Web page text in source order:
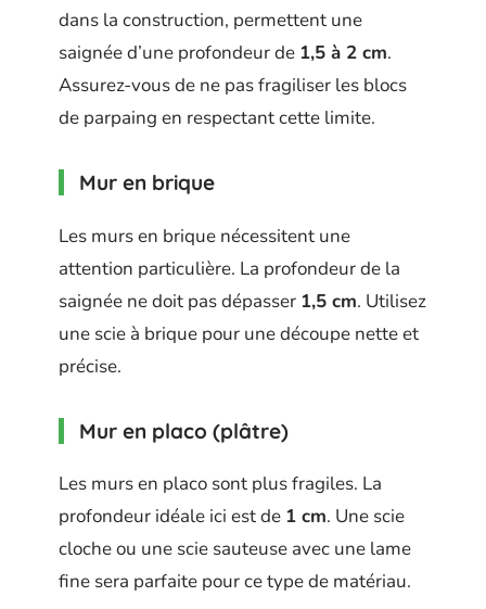
dans la construction, permettent une
saignée d’une profondeur de 1,5 à 2 cm.
Assurez-vous de ne pas fragiliser les blocs
de parpaing en respectant cette limite.
Mur en brique
Les murs en brique nécessitent une
attention particulière. La profondeur de la
saignée ne doit pas dépasser 1,5 cm. Utilisez
une scie à brique pour une découpe nette et
précise.
Mur en placo (plâtre)
Les murs en placo sont plus fragiles. La
profondeur idéale ici est de 1 cm. Une scie
cloche ou une scie sauteuse avec une lame
fine sera parfaite pour ce type de matériau.